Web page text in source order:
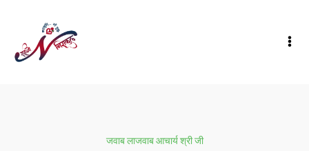
जवाब लाजवाब आचार्य श्री जी